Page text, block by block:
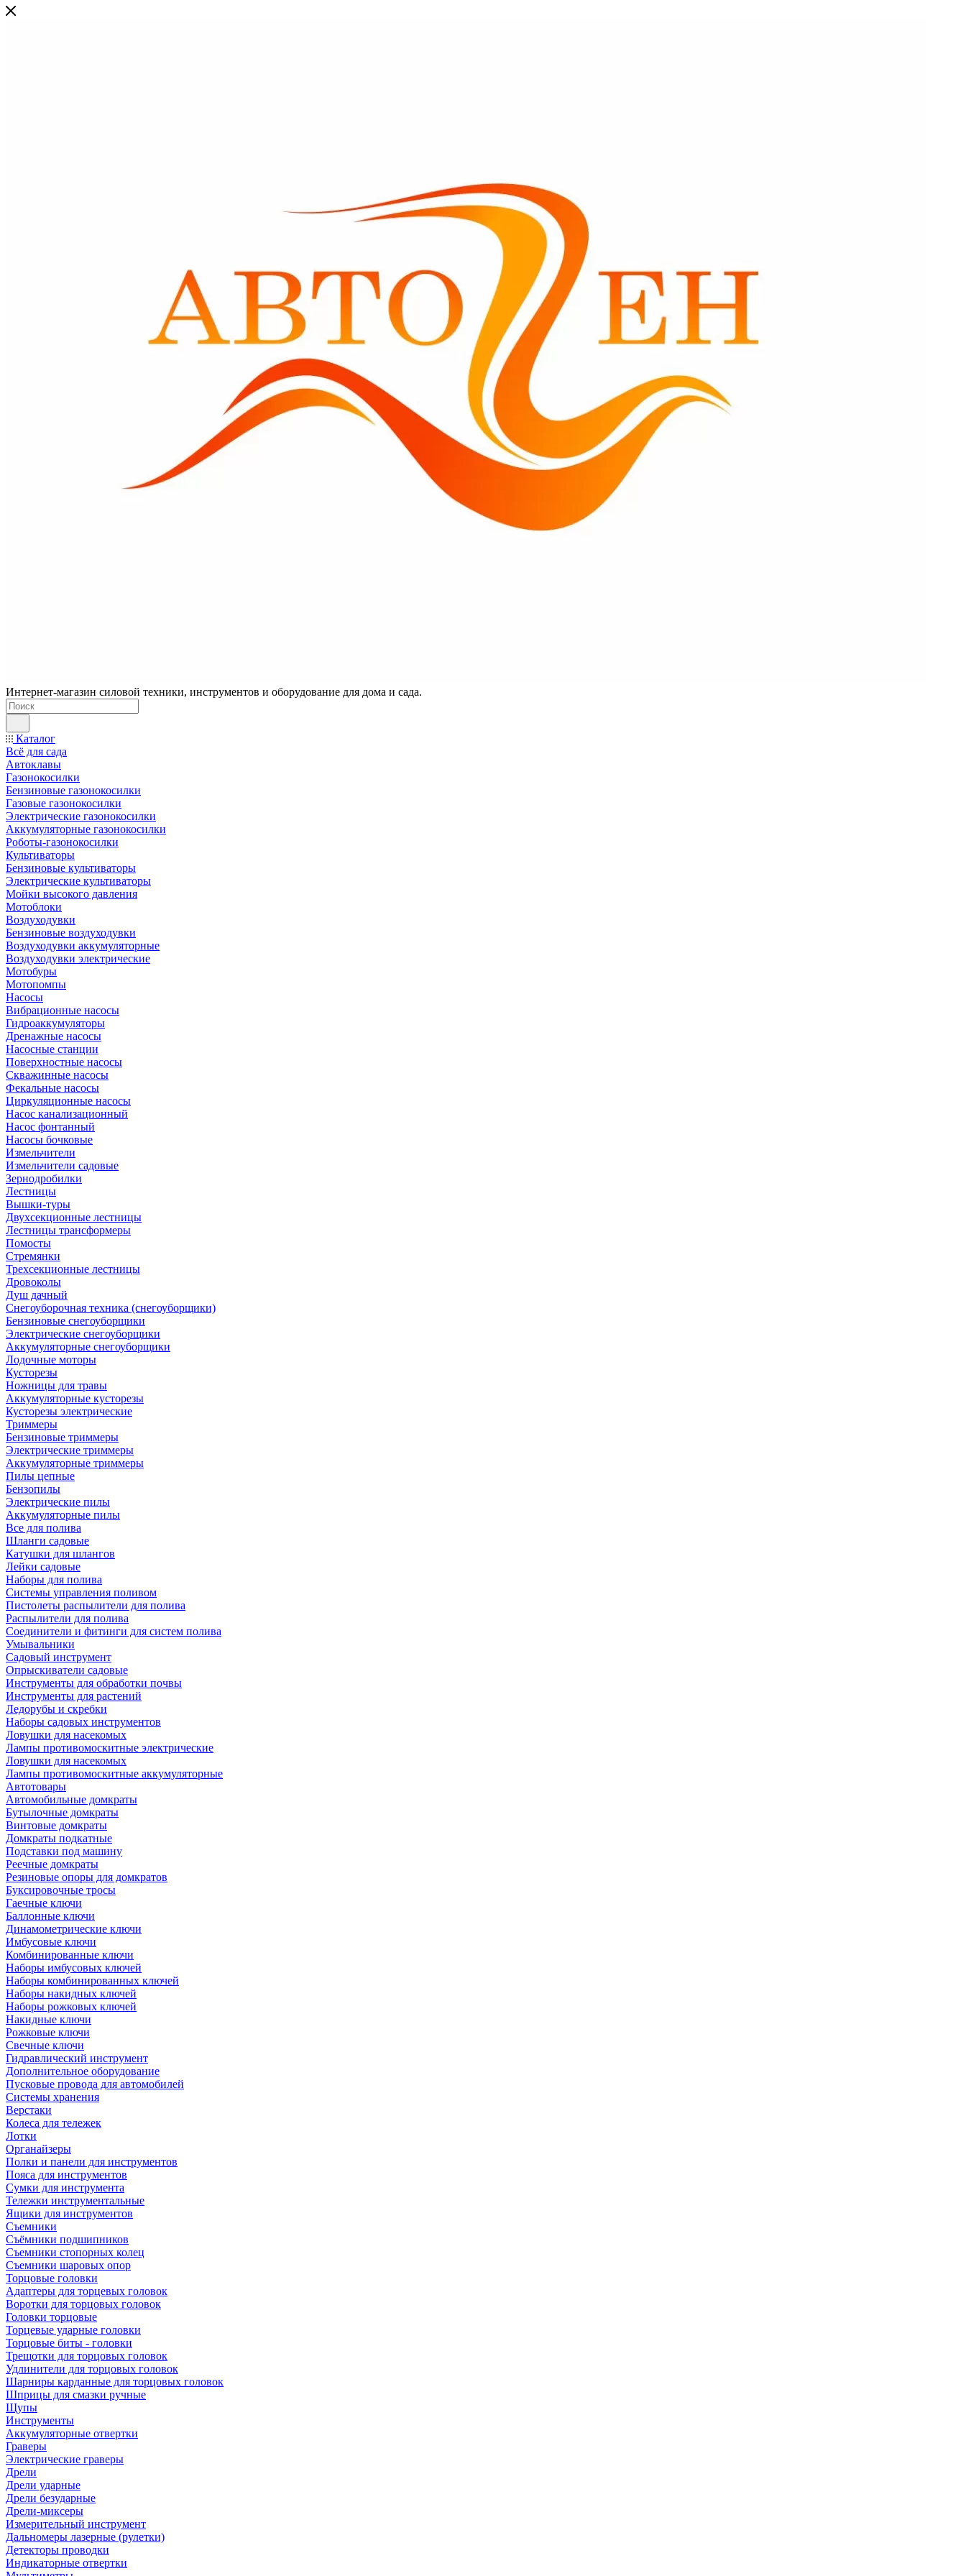
Интернет-магазин силовой техники, инструментов и оборудование для дома и сада.
Каталог
Всё для сада
Автоклавы
Газонокосилки
Бензиновые газонокосилки
Газовые газонокосилки
Электрические газонокосилки
Аккумуляторные газонокосилки
Роботы-газонокосилки
Культиваторы
Бензиновые культиваторы
Электрические культиваторы
Мойки высокого давления
Мотоблоки
Воздуходувки
Бензиновые воздуходувки
Воздуходувки аккумуляторные
Воздуходувки электрические
Мотобуры
Мотопомпы
Насосы
Вибрационные насосы
Гидроаккумуляторы
Дренажные насосы
Насосные станции
Поверхностные насосы
Скважинные насосы
Фекальные насосы
Циркуляционные насосы
Насос канализационный
Насос фонтанный
Насосы бочковые
Измельчители
Измельчители садовые
Зернодробилки
Лестницы
Вышки-туры
Двухсекционные лестницы
Лестницы трансформеры
Помосты
Стремянки
Трехсекционные лестницы
Дровоколы
Душ дачный
Снегоуборочная техника (снегоуборщики)
Бензиновые снегоуборщики
Электрические снегоуборщики
Аккумуляторные снегоуборщики
Лодочные моторы
Кусторезы
Ножницы для травы
Аккумуляторные кусторезы
Кусторезы электрические
Триммеры
Бензиновые триммеры
Электрические триммеры
Аккумуляторные триммеры
Пилы цепные
Бензопилы
Электрические пилы
Аккумуляторные пилы
Все для полива
Шланги садовые
Катушки для шлангов
Лейки садовые
Наборы для полива
Системы управления поливом
Пистолеты распылители для полива
Распылители для полива
Соединители и фитинги для систем полива
Умывальники
Садовый инструмент
Опрыскиватели садовые
Инструменты для обработки почвы
Инструменты для растений
Ледорубы и скребки
Наборы садовых инструментов
Ловушки для насекомых
Лампы противомоскитные электрические
Ловушки для насекомых
Лампы противомоскитные аккумуляторные
Автотовары
Автомобильные домкраты
Бутылочные домкраты
Винтовые домкраты
Домкраты подкатные
Подставки под машину
Реечные домкраты
Резиновые опоры для домкратов
Буксировочные тросы
Гаечные ключи
Баллонные ключи
Динамометрические ключи
Имбусовые ключи
Комбинированные ключи
Наборы имбусовых ключей
Наборы комбинированных ключей
Наборы накидных ключей
Наборы рожковых ключей
Накидные ключи
Рожковые ключи
Свечные ключи
Гидравлический инструмент
Дополнительное оборудование
Пусковые провода для автомобилей
Системы хранения
Верстаки
Колеса для тележек
Лотки
Органайзеры
Полки и панели для инструментов
Пояса для инструментов
Сумки для инструмента
Тележки инструментальные
Ящики для инструментов
Съемники
Съёмники подшипников
Съемники стопорных колец
Съемники шаровых опор
Торцовые головки
Адаптеры для торцевых головок
Воротки для торцовых головок
Головки торцовые
Торцевые ударные головки
Торцовые биты - головки
Трещотки для торцовых головок
Удлинители для торцовых головок
Шарниры карданные для торцовых головок
Шприцы для смазки ручные
Щупы
Инструменты
Аккумуляторные отвертки
Граверы
Электрические граверы
Дрели
Дрели ударные
Дрели безударные
Дрели-миксеры
Измерительный инструмент
Дальномеры лазерные (рулетки)
Детекторы проводки
Индикаторные отвертки